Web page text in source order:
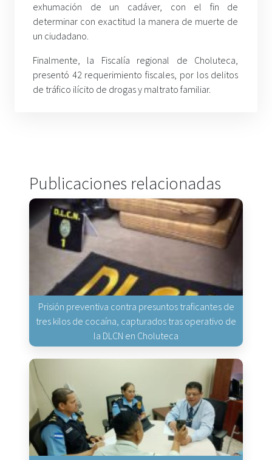
exhumación de un cadáver, con el fin de
determinar con exactitud la manera de muerte de
un ciudadano.
Finalmente, la Fiscalía regional de Choluteca,
presentó 42 requerimiento fiscales, por los delitos
de tráfico ilícito de drogas y maltrato familiar.
Publicaciones relacionadas
Prisión preventiva contra presuntos traficantes de
tres kilos de cocaína, capturados tras operativo de
la DLCN en Choluteca